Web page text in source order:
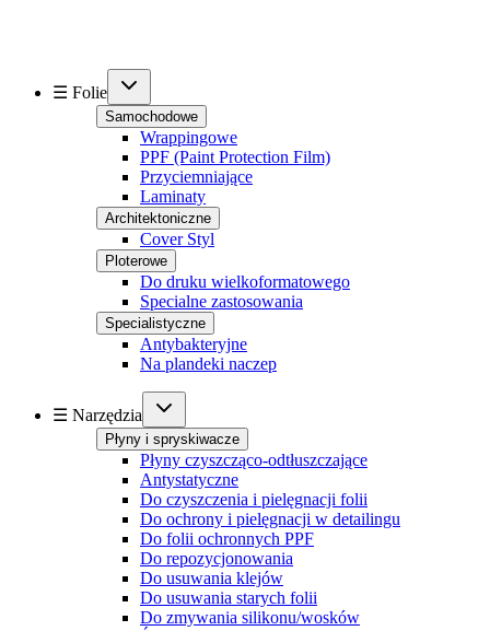
☰ Folie
Samochodowe
Wrappingowe
PPF (Paint Protection Film)
Przyciemniające
Laminaty
Architektoniczne
Cover Styl
Ploterowe
Do druku wielkoformatowego
Specialne zastosowania
Specialistyczne
Antybakteryjne
Na plandeki naczep
☰ Narzędzia
Płyny i spryskiwacze
Płyny czyszcząco-odtłuszczające
Antystatyczne
Do czyszczenia i pielęgnacji folii
Do ochrony i pielęgnacji w detailingu
Do folii ochronnych PPF
Do repozycjonowania
Do usuwania klejów
Do usuwania starych folii
Do zmywania silikonu/wosków